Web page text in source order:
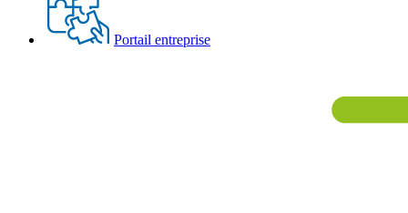
Portail entreprise